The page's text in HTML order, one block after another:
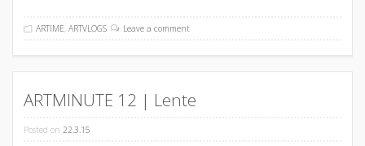
ARTIME, ARTVLOGS Leave a comment
ARTMINUTE 12 | Lente
Posted on 22.3.15